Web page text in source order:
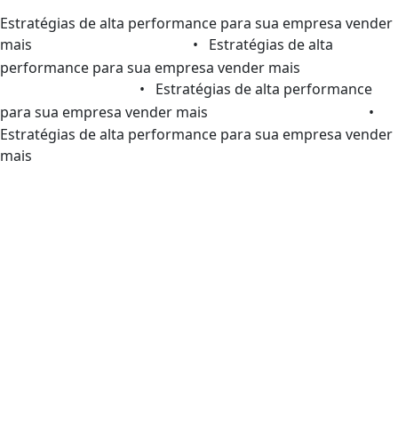
Estratégias de alta performance para sua empresa vender
mais
• Estratégias de alta
performance para sua empresa vender mais
• Estratégias de alta performance
para sua empresa vender mais
•
Estratégias de alta performance para sua empresa vender
mais